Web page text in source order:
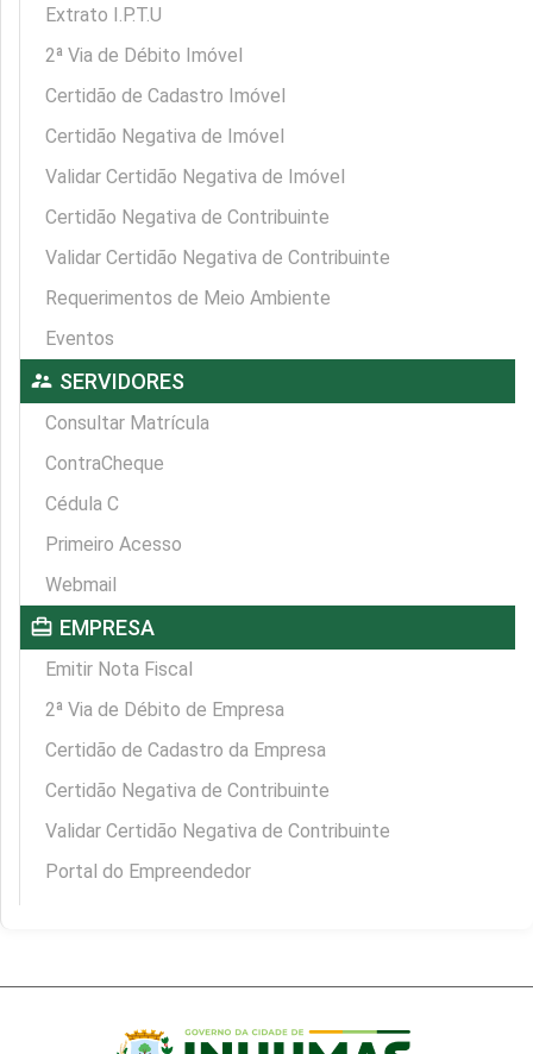
Extrato I.P.T.U
2ª Via de Débito Imóvel
Certidão de Cadastro Imóvel
Certidão Negativa de Imóvel
Validar Certidão Negativa de Imóvel
Certidão Negativa de Contribuinte
Validar Certidão Negativa de Contribuinte
Requerimentos de Meio Ambiente
Eventos
supervisor_account SERVIDORES
Consultar Matrícula
ContraCheque
Cédula C
Primeiro Acesso
Webmail
card_travel EMPRESA
Emitir Nota Fiscal
2ª Via de Débito de Empresa
Certidão de Cadastro da Empresa
Certidão Negativa de Contribuinte
Validar Certidão Negativa de Contribuinte
Portal do Empreendedor